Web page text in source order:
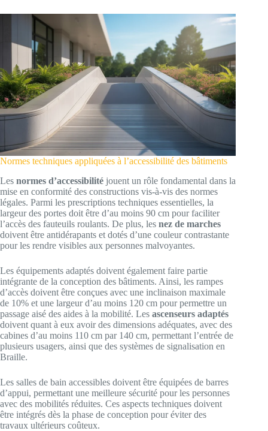
Normes techniques appliquées à l’accessibilité des bâtiments
Les normes d’accessibilité jouent un rôle fondamental dans la
mise en conformité des constructions vis-à-vis des normes
légales. Parmi les prescriptions techniques essentielles, la
largeur des portes doit être d’au moins 90 cm pour faciliter
l’accès des fauteuils roulants. De plus, les nez de marches
doivent être antidérapants et dotés d’une couleur contrastante
pour les rendre visibles aux personnes malvoyantes.
Les équipements adaptés doivent également faire partie
intégrante de la conception des bâtiments. Ainsi, les rampes
d’accès doivent être conçues avec une inclinaison maximale
de 10% et une largeur d’au moins 120 cm pour permettre un
passage aisé des aides à la mobilité. Les ascenseurs adaptés
doivent quant à eux avoir des dimensions adéquates, avec des
cabines d’au moins 110 cm par 140 cm, permettant l’entrée de
plusieurs usagers, ainsi que des systèmes de signalisation en
Braille.
Les salles de bain accessibles doivent être équipées de barres
d’appui, permettant une meilleure sécurité pour les personnes
avec des mobilités réduites. Ces aspects techniques doivent
être intégrés dès la phase de conception pour éviter des
travaux ultérieurs coûteux.